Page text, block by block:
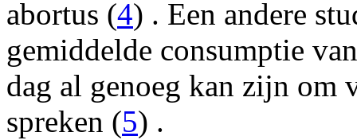
abortus (4) . Een andere
gemiddelde consumptie
dag al genoeg kan zijn om
spreken (5) .